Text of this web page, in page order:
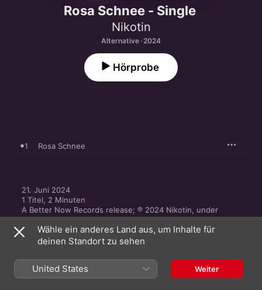
Rosa Schnee - Single
Nikotin
Alternative · 2024
Hörprobe
1 Rosa Schnee
21. Juni 2024
1 Titel, 2 Minuten
A Better Now Records release; ℗ 2024 Nikotin, under
exclusive license to Universal Music GmbH
Wähle ein anderes Land aus, um Inhalte für
deinen Standort zu sehen
United States Weiter